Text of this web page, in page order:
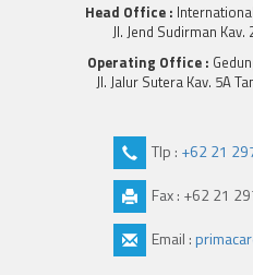
Head Office :
Jl. Jend Sudirman
Operating Office :
Jl. Jalur Sutera Kav. 5A
Tlp : +62 21
Fax : +62 21
Email :